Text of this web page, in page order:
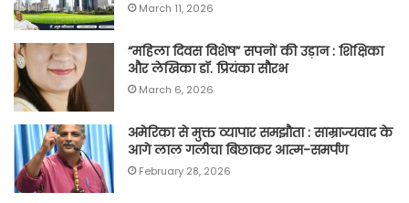
March 11, 2026
“महिला दिवस विशेष” सपनों की उड़ान : शिक्षिका
और लेखिका डॉ. प्रियंका सौरभ
March 6, 2026
अमेरिका से मुक्त व्यापार समझौता : साम्राज्यवाद के
आगे लाल गलीचा बिछाकर आत्म-समर्पण
February 28, 2026